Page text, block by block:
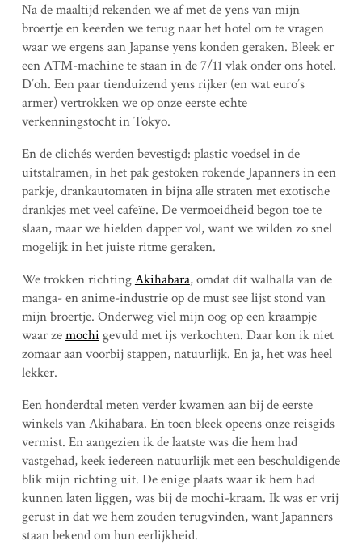
Na de maaltijd rekenden we af met de yens van mijn
broertje en keerden we terug naar het hotel om te vragen
waar we ergens aan Japanse yens konden geraken. Bleek er
een ATM-machine te staan in de 7/11 vlak onder ons hotel.
D’oh. Een paar tienduizend yens rijker (en wat euro’s
armer) vertrokken we op onze eerste echte
verkenningstocht in Tokyo.
En de clichés werden bevestigd: plastic voedsel in de
uitstalramen, in het pak gestoken rokende Japanners in een
parkje, drankautomaten in bijna alle straten met exotische
drankjes met veel cafeïne. De vermoeidheid begon toe te
slaan, maar we hielden dapper vol, want we wilden zo snel
mogelijk in het juiste ritme geraken.
We trokken richtingAkihabara, omdat dit walhalla van de
manga- en anime-industrie op de must see lijst stond van
mijn broertje. Onderweg viel mijn oog op een kraampje
waar zemochi gevuld met ijs verkochten. Daar kon ik niet
zomaar aan voorbij stappen, natuurlijk. En ja, het was heel
lekker.
Een honderdtal meten verder kwamen aan bij de eerste
winkels van Akihabara. En toen bleek opeens onze reisgids
vermist. En aangezien ik de laatste was die hem had
vastgehad, keek iedereen natuurlijk met een beschuldigende
blik mijn richting uit. De enige plaats waar ik hem had
kunnen laten liggen, was bij de mochi-kraam. Ik was er vrij
gerust in dat we hem zouden terugvinden, want Japanners
staan bekend om hun eerlijkheid.